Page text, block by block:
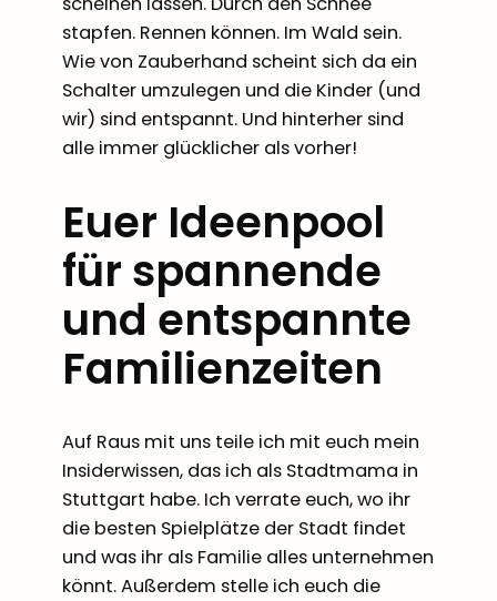
stapfen. Rennen können. Im Wald sein.
Wie von Zauberhand scheint sich da ein
Schalter umzulegen und die Kinder (und
wir) sind entspannt. Und hinterher sind
alle immer glücklicher als vorher!
Euer Ideenpool
für spannende
und entspannte
Familienzeiten
Auf Raus mit uns teile ich mit euch mein
Insiderwissen, das ich als Stadtmama in
Stuttgart habe. Ich verrate euch, wo ihr
die besten Spielplätze der Stadt findet
und was ihr als Familie alles unternehmen
könnt. Außerdem stelle ich euch die